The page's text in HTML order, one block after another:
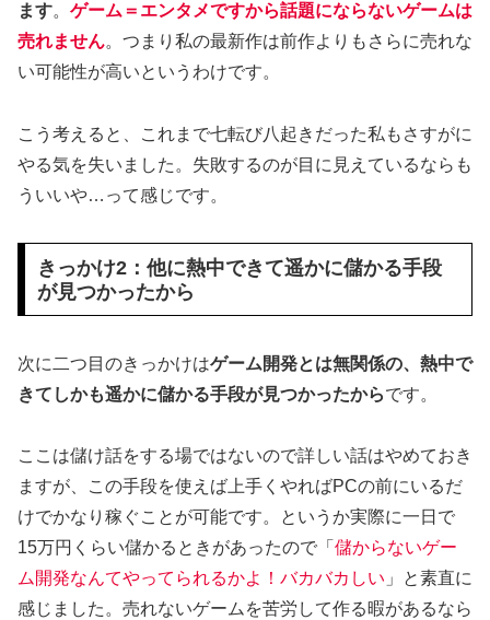
ます。 ゲーム＝エンタメですから話題にならないゲームは
売れません。つまり私の最新作は前作よりもさらに売れな
い可能性が高いというわけです。
こう考えると、これまで七転び八起きだった私もさすがに
やる気を失いました。失敗するのが目に見えているならも
ういいや…って感じです。
きっかけ2：他に熱中できて遥かに儲かる手段
が見つかったから
次に二つ目のきっかけはゲーム開発とは無関係の、熱中で
きてしかも遥かに儲かる手段が見つかったからです。
ここは儲け話をする場ではないので詳しい話はやめておき
ますが、この手段を使えば上手くやればPCの前にいるだ
けでかなり稼ぐことが可能です。というか実際に一日で
15万円くらい儲かるときがあったので「 儲からないゲー
ム開発なんてやってられるかよ！バカバカしい 」と素直に
感じました。売れないゲームを苦労して作る暇があるなら